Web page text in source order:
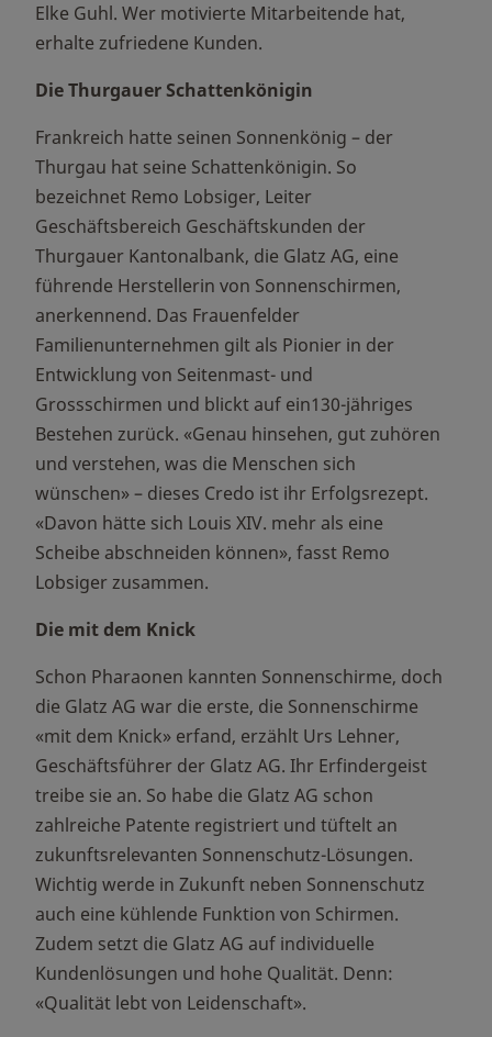
Elke Guhl. Wer motivierte Mitarbeitende hat,
erhalte zufriedene Kunden.
Die Thurgauer Schattenkönigin
Frankreich hatte seinen Sonnenkönig – der
Thurgau hat seine Schattenkönigin. So
bezeichnet Remo Lobsiger, Leiter
Geschäftsbereich Geschäftskunden der
Thurgauer Kantonalbank, die Glatz AG, eine
führende Herstellerin von Sonnenschirmen,
anerkennend. Das Frauenfelder
Familienunternehmen gilt als Pionier in der
Entwicklung von Seitenmast- und
Grossschirmen und blickt auf ein130-jähriges
Bestehen zurück. «Genau hinsehen, gut zuhören
und verstehen, was die Menschen sich
wünschen» – dieses Credo ist ihr Erfolgsrezept.
«Davon hätte sich Louis XIV. mehr als eine
Scheibe abschneiden können», fasst Remo
Lobsiger zusammen.
Die mit dem Knick
Schon Pharaonen kannten Sonnenschirme, doch
die Glatz AG war die erste, die Sonnenschirme
«mit dem Knick» erfand, erzählt Urs Lehner,
Geschäftsführer der Glatz AG. Ihr Erfindergeist
treibe sie an. So habe die Glatz AG schon
zahlreiche Patente registriert und tüftelt an
zukunftsrelevanten Sonnenschutz-Lösungen.
Wichtig werde in Zukunft neben Sonnenschutz
auch eine kühlende Funktion von Schirmen.
Zudem setzt die Glatz AG auf individuelle
Kundenlösungen und hohe Qualität. Denn:
«Qualität lebt von Leidenschaft».